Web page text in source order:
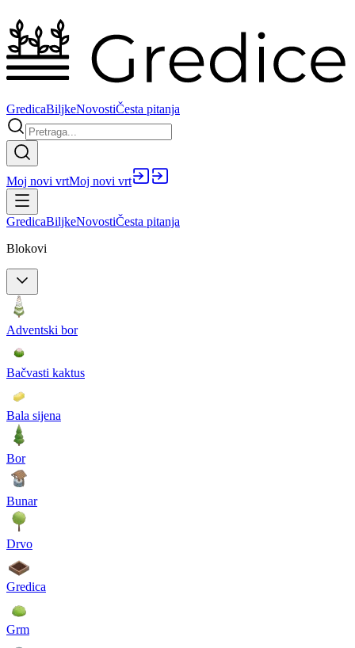
GredicaBiljkeNovostiČesta pitanja
Moj novi vrtMoj novi vrt
GredicaBiljkeNovostiČesta pitanja
Blokovi
Adventski bor
Bačvasti kaktus
Bala sijena
Bor
Bunar
Drvo
Gredica
Grm